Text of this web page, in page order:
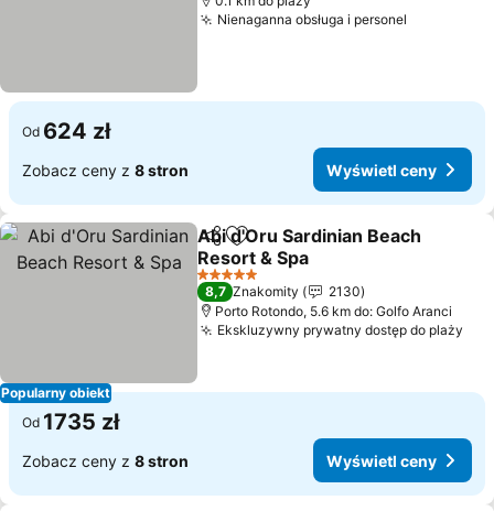
Nienaganna obsługa i personel
Od 624 zł
Zobacz ceny z 8 stron Wyświetl ceny
Popularny obiekt
UdostępnijDodaj do ulubionych
Abi d'Oru Sardinian Beach
Resort & Spa
Wyświetl ceny
5 Kategoria
8,7 Znakomity
2130
Porto Rotondo, 5.6 km do: Golfo Aranci
Ekskluzywny prywatny dostęp do plaży
Od 1735 zł
Zobacz ceny z 8 stron Wyświetl ceny